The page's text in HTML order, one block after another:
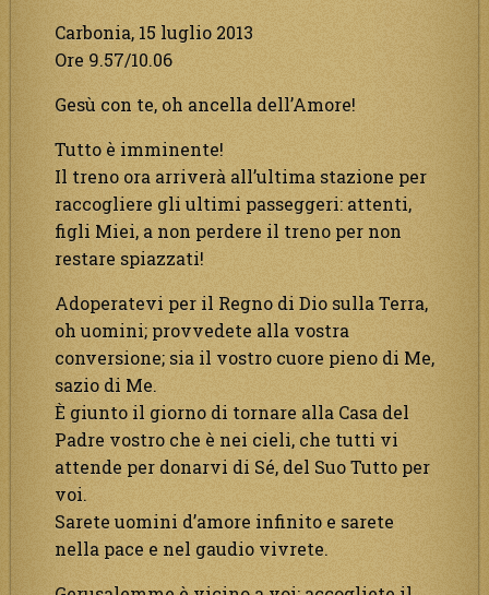
Carbonia, 15 luglio 2013
Ore 9.57/10.06
Gesù con te, oh ancella dell’Amore!
Tutto è imminente!
Il treno ora arriverà all’ultima stazione per
raccogliere gli ultimi passeggeri: attenti,
figli Miei, a non perdere il treno per non
restare spiazzati!
Adoperatevi per il Regno di Dio sulla Terra,
oh uomini; provvedete alla vostra
conversione; sia il vostro cuore pieno di Me,
sazio di Me.
È giunto il giorno di tornare alla Casa del
Padre vostro che è nei cieli, che tutti vi
attende per donarvi di Sé, del Suo Tutto per
voi.
Sarete uomini d’amore infinito e sarete
nella pace e nel gaudio vivrete.